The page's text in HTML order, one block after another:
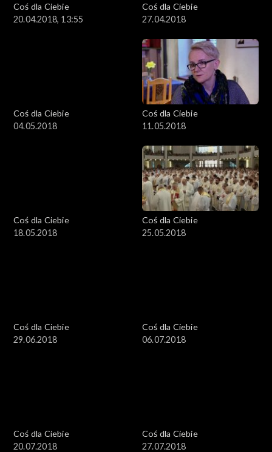
Coś dla Ciebie
20.04.2018, 13:55
Coś dla Ciebie
27.04.2018
Coś dla Ciebie
04.05.2018
Coś dla Ciebie
11.05.2018
Coś dla Ciebie
18.05.2018
Coś dla Ciebie
25.05.2018
Coś dla Ciebie
29.06.2018
Coś dla Ciebie
06.07.2018
Coś dla Ciebie
20.07.2018
Coś dla Ciebie
27.07.2018